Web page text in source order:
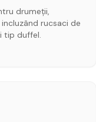
drumeții,
rucsaci de
tip duffel.